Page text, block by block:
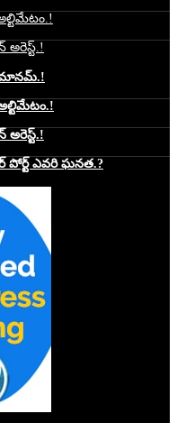
పోర్ట్ ఎవరి ఘనత.?